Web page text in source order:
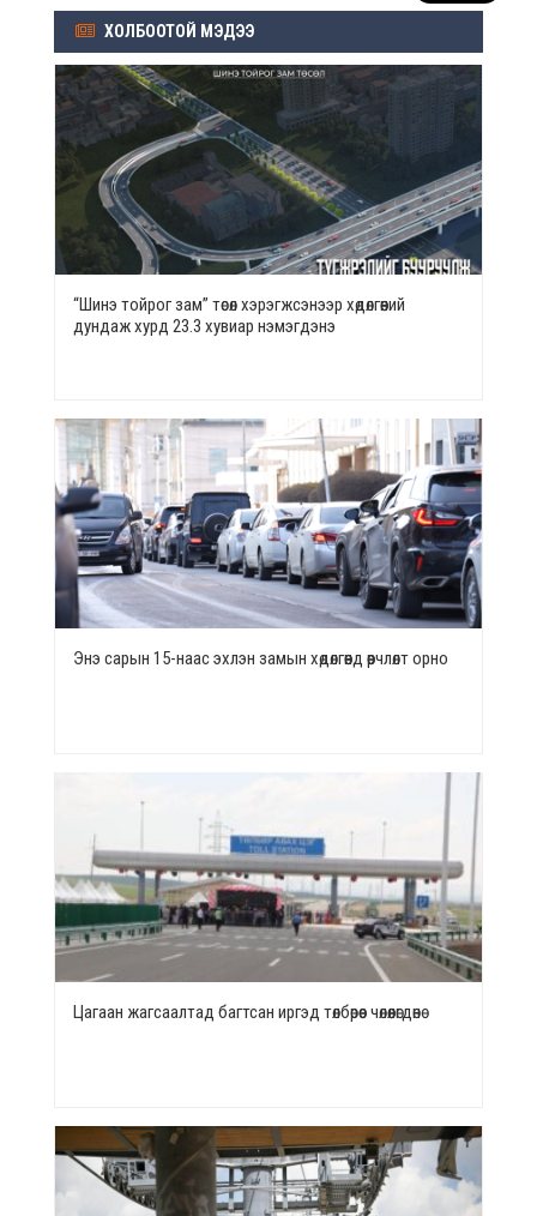
ХОЛБООТОЙ МЭДЭЭ
“Шинэ тойрог зам” төсөл хэрэгжсэнээр хөдөлгөөний
дундаж хурд 23.3 хувиар нэмэгдэнэ
Энэ сарын 15-наас эхлэн замын хөдөлгөөнд өөрчлөлт орно
Цагаан жагсаалтад багтсан иргэд төлбөрөөс чөлөөлөгдөнө